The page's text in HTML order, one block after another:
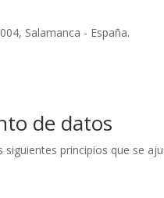
Salamanca - España.
de datos
principios que se